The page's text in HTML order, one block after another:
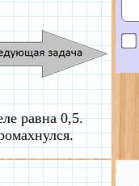
равна 0,5.